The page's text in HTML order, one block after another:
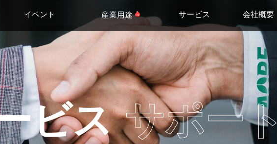
イベント 産業用途 サービス 会社概要
ビス サポート